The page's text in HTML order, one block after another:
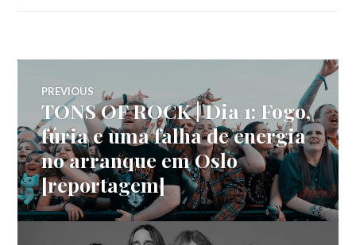
Navegação
de
artigos
PREVIOUS
Previous
post:
TONS OF ROCK | Dia 1: Fogo,
fúria e uma falha de energia
no arranque em Oslo
[reportagem]